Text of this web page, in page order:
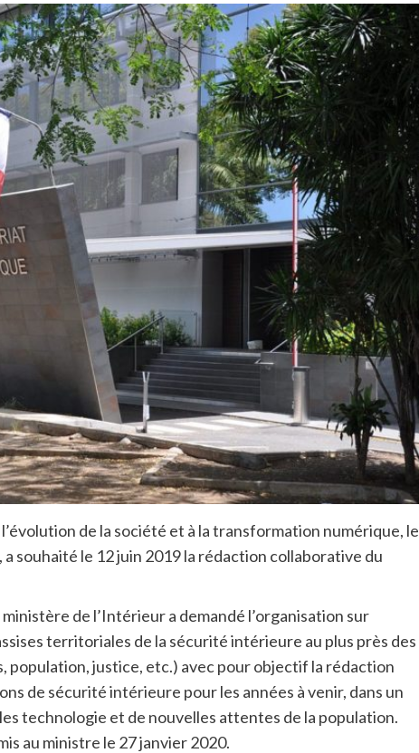
de la société et à la transformation numérique, le
souhaité le 12 juin 2019 la rédaction collaborative du
de l’Intérieur a demandé l’organisation sur
territoriales de la sécurité intérieure au plus près des
population, justice, etc.) avec pour objectif la rédaction
de sécurité intérieure pour les années à venir, dans un
technologie et de nouvelles attentes de la population.
au ministre le 27 janvier 2020.